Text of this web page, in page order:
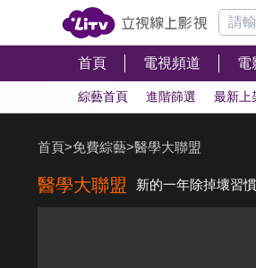
首頁 電視頻道 電
綜藝首頁 進階篩選 最新上
首頁>免費綜藝>醫學大聯盟
醫學大聯盟 新的一年除掉壞習